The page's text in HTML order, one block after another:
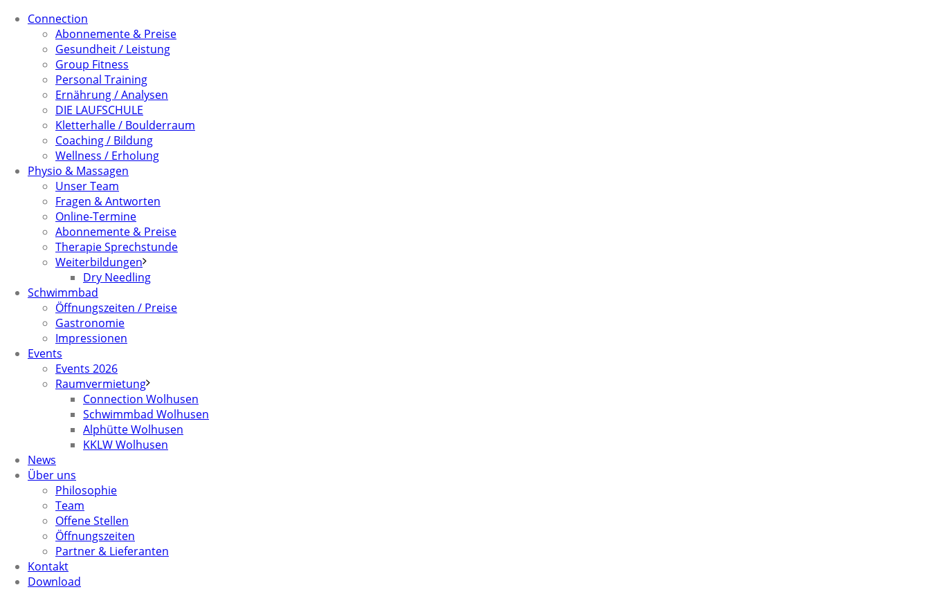
Connection
Abonnemente & Preise
Gesundheit / Leistung
Group Fitness
Personal Training
Ernährung / Analysen
DIE LAUFSCHULE
Kletterhalle / Boulderraum
Coaching / Bildung
Wellness / Erholung
Physio & Massagen
Unser Team
Fragen & Antworten
Online-Termine
Abonnemente & Preise
Therapie Sprechstunde
Weiterbildungen
Dry Needling
Schwimmbad
Öffnungszeiten / Preise
Gastronomie
Impressionen
Events
Events 2026
Raumvermietung
Connection Wolhusen
Schwimmbad Wolhusen
Alphütte Wolhusen
KKLW Wolhusen
News
Über uns
Philosophie
Team
Offene Stellen
Öffnungszeiten
Partner & Lieferanten
Kontakt
Download